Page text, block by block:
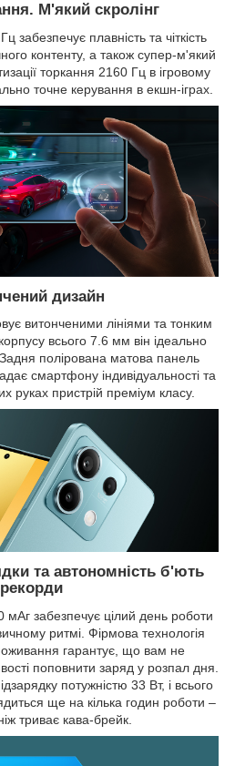
М'який скролінг
забезпечує плавність та чіткість
контенту, а також супер-м'який
торкання 2160 Гц в ігровому
точне керування в екшн-іграх.
дизайн
витонченими лініями та тонким
всього 7.6 мм він ідеально
полірована матова панель
смартфону індивідуальності та
руках пристрій преміум класу.
та автономність б'ють
рекорди
забезпечує цілий день роботи
ритмі. Фірмова технологія
гарантує, що вам не
поповнити заряд у розпал дня.
потужністю 33 Вт, і всього
ще на кілька годин роботи –
триває кава-брейк.